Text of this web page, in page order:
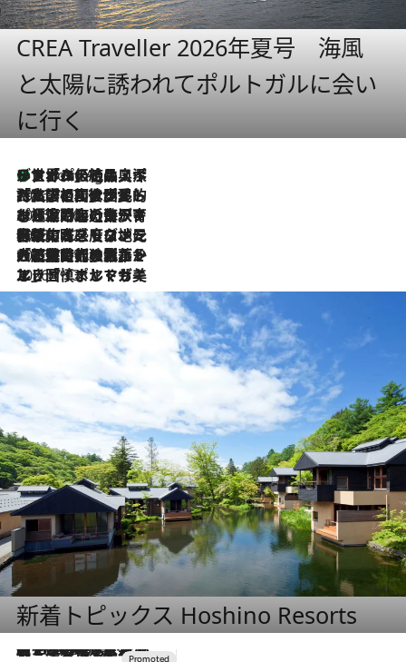
CREA Traveller 2026年夏号 海風
と太陽に誘われてポルトガルに会い
に行く
1 Hour Ago
リスボンの絶品スイーツ「パステル・デ・ナタ」とは？ポルトガル伝統の奥深い世界へ
2026.7.27
「私の祖国はポルトガル語です」国民的詩人フェルナンド・ペソアと、彼が愛した文学の街を歩く
2026.7.26
ポルトガル近海が育む極上の海の幸。キリリと冷えた白ワインと愉しむ、シーフード専門店の贅沢
2026.7.22
伝統の味をモダンに昇華。高感度な地元客が集う、リスボンの最旬ガストロノミー
2026.7.21
大航海時代の栄華から、震災、独裁、そして革命へ。ポルトガル・首都リスボンの石畳に刻まれた「歴史の光と影」
2026.7.13
エッセイ・ヤマザキマリ「慎ましくも美しき国 ポルトガル」
新着トピックス Hoshino Resorts
2026.8.7
【トンボの足水浴】ヒノキの香りに包まれて涼感マックス！約13℃の湧水かけ流しを避暑地「星野温泉 トンボの湯」で体験